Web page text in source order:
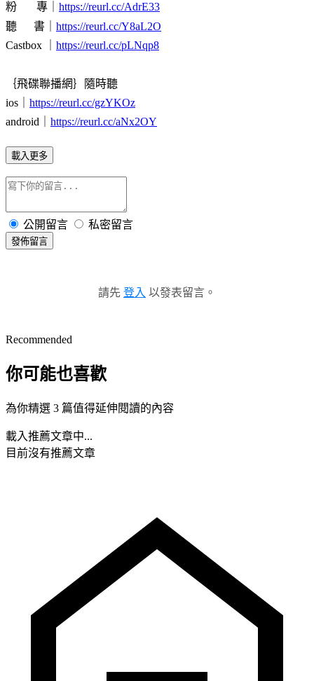
粉 專｜ https://reurl.cc/AdrE33
聽 書｜ https://reurl.cc/Y8aL2O
Castbox ｜ https://reurl.cc/pLNqp8
｛飛碟聯播網｝隨時聽
ios｜ https://reurl.cc/gzYKOz
android｜ https://reurl.cc/aNx2OY
載入更多
公開留言 私密留言
發佈留言
請先 登入 以發表留言。
Recommended
你可能也喜歡
為你精選 3 篇值得延伸閱讀的內容
載入推薦文章中...
目前沒有推薦文章